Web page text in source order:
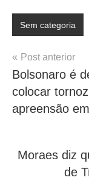
Sem categoria
Navegação
de
Post
Post anterior
Bolsonaro é
colocar
apreensão
Moraes diz
de